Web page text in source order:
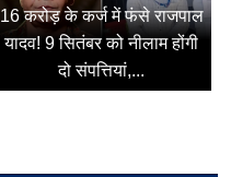
16 करोड़ के कर्ज में फंसे राजपाल
यादव! 9 सितंबर को नीलाम होंगी
दो संपत्तियां,...